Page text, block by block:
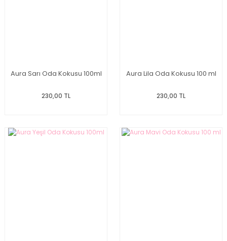
Aura Sarı Oda Kokusu 100ml
230,00 TL
Aura Lila Oda Kokusu 100 ml
230,00 TL